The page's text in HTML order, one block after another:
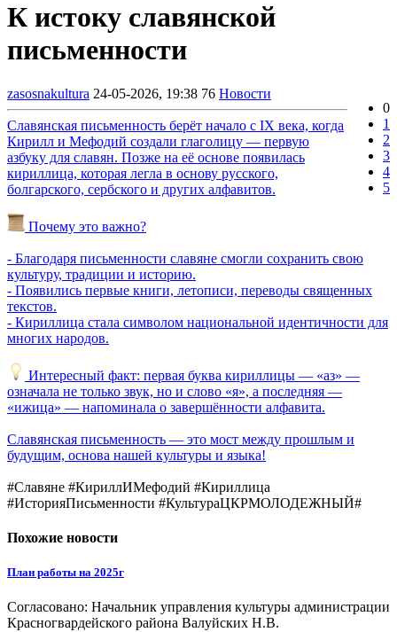
К истоку славянской
письменности
zasosnakultura 24-05-2026, 19:38 76 Новости
0
1
2
3
4
5
Славянская письменность берёт начало с IX века, когда
Кирилл и Мефодий создали глаголицу — первую
азбуку для славян. Позже на её основе появилась
кириллица, которая легла в основу русского,
болгарского, сербского и других алфавитов.
Почему это важно?
- Благодаря письменности славяне смогли сохранить свою
культуру, традиции и историю.
- Появились первые книги, летописи, переводы священных
текстов.
- Кириллица стала символом национальной идентичности для
многих народов.
Интересный факт: первая буква кириллицы — «аз» —
означала не только звук, но и слово «я», а последняя —
«ижица» — напоминала о завершённости алфавита.
Славянская письменность — это мост между прошлым и
будущим, основа нашей культуры и языка!
#Славяне #КириллИМефодий #Кириллица
#ИсторияПисьменности #КультураЦКРМОЛОДЕЖНЫЙ#
Похожие новости
План работы на 2025г
Согласовано: Начальник управления культуры администрации
Красногвардейского района Валуйских Н.В.